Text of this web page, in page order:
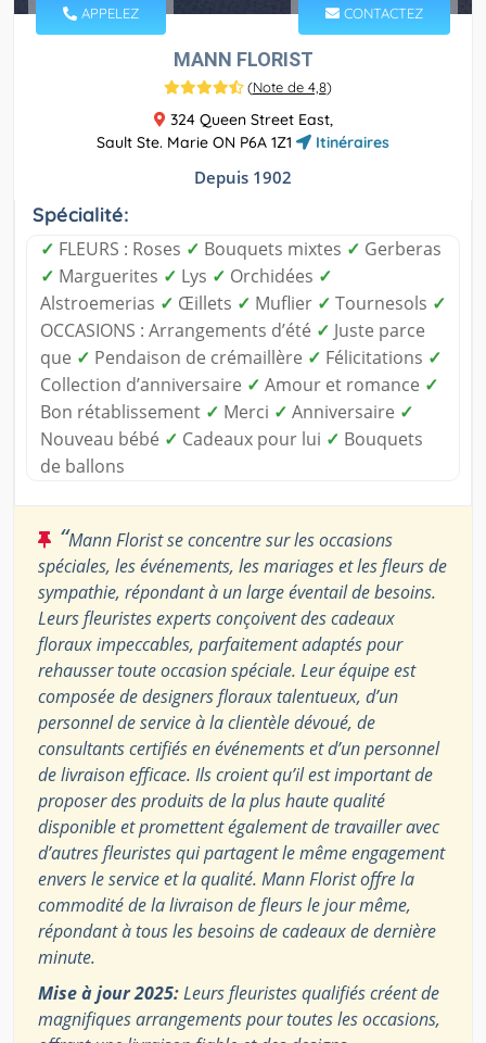
APPELEZ CONTACTEZ
MANN FLORIST
(Note de 4,8)
324 Queen Street East,
Sault Ste. Marie ON P6A 1Z1
Itinéraires
Depuis 1902
Spécialité:
✓ FLEURS : Roses ✓ Bouquets mixtes ✓ Gerberas
✓ Marguerites ✓ Lys ✓ Orchidées ✓
Alstroemerias ✓ Œillets ✓ Muflier ✓ Tournesols ✓
OCCASIONS : Arrangements d’été ✓ Juste parce
que ✓ Pendaison de crémaillère ✓ Félicitations ✓
Collection d’anniversaire ✓ Amour et romance ✓
Bon rétablissement ✓ Merci ✓ Anniversaire ✓
Nouveau bébé ✓ Cadeaux pour lui ✓ Bouquets
de ballons
“Mann Florist se concentre sur les occasions
spéciales, les événements, les mariages et les fleurs de
sympathie, répondant à un large éventail de besoins.
Leurs fleuristes experts conçoivent des cadeaux
floraux impeccables, parfaitement adaptés pour
rehausser toute occasion spéciale. Leur équipe est
composée de designers floraux talentueux, d’un
personnel de service à la clientèle dévoué, de
consultants certifiés en événements et d’un personnel
de livraison efficace. Ils croient qu’il est important de
proposer des produits de la plus haute qualité
disponible et promettent également de travailler avec
d’autres fleuristes qui partagent le même engagement
envers le service et la qualité. Mann Florist offre la
commodité de la livraison de fleurs le jour même,
répondant à tous les besoins de cadeaux de dernière
minute.
Mise à jour 2025:Leurs fleuristes qualifiés créent de
magnifiques arrangements pour toutes les occasions,